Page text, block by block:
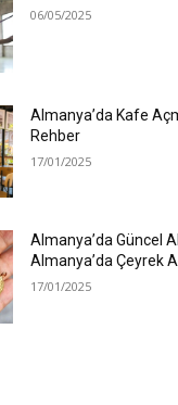
06/05/2025
Almanya’da Kafe
Rehber
17/01/2025
Almanya’da Güncel
Almanya’da Çeyrek
17/01/2025